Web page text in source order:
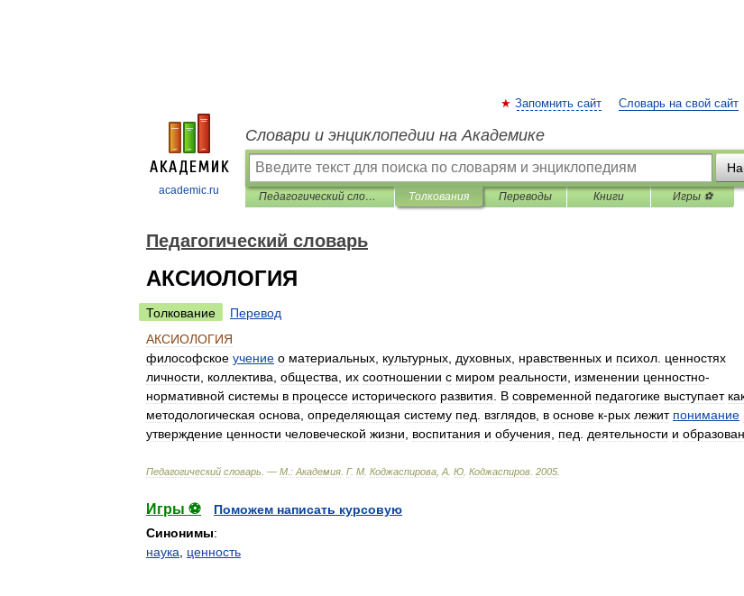
academic.ru
Запомнить сайт Словарь на свой сайт
Словари и энциклопедии на Академике
Педагогический словарь Толкования Переводы Книги Игры ⚽
Педагогический словарь
АКСИОЛОГИЯ
Толкование
Перевод
АКСИОЛОГИЯ
философское учение о материальных культурных духовных нравственных и психол ценностях
личности
коллектива общества их соотношении с миром реальности изменении ценностно-
нормативной системы в процессе исторического развития В современной педагогике выступает
методологическая основа определяющая систему пед взглядов в основе к-рых лежит понимание
утверждение ценности человеческой жизни воспитания и обучения пед деятельности и
Педагогический словарь . — М : Академия Г. М Коджаспирова А Ю Коджаспиров 2005
Игры ⚽
Поможем написать курсовую
Синонимы:
наука
ценность